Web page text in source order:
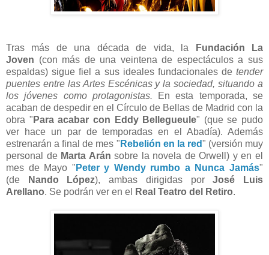
Tras más de una década de vida, la
Fundación La
Joven (con más de una veintena de espectáculos a sus
espaldas) sigue fiel a sus ideales fundacionales de tender
puentes entre las Artes Escénicas y la sociedad, situando a
los jóvenes como protagonistas. En esta temporada, se
acaban de despedir en el Círculo de Bellas de Madrid con la
obra " Para acabar con Eddy Bellegueule" (que se pudo
ver hace un par de temporadas en el Abadía). Además
estrenarán a final de mes " Rebelión en la red" (versión muy
personal de Marta Arán sobre la novela de Orwell) y en el
mes de Mayo " Peter y Wendy rumbo a Nunca Jamás"
(de
Nando López), ambas dirigidas porJosé Luis
Arellano. Se podrán ver en el Real Teatro del Retiro.